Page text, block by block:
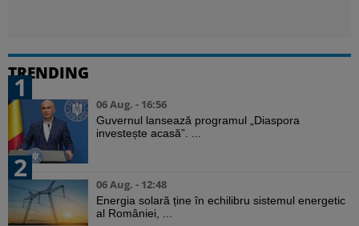
TRENDING
1
06 Aug. - 16:56
Guvernul lansează programul „Diaspora
investește acasă”. ...
2
06 Aug. - 12:48
Energia solară ține în echilibru sistemul energetic
al României, ...